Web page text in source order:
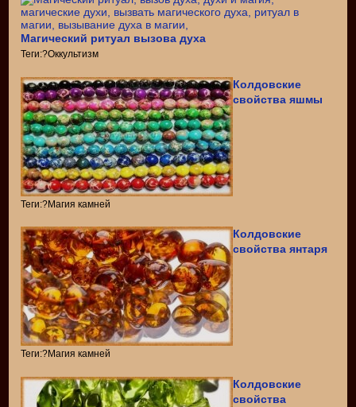
Магический ритуал вызова духа
Теги:?Оккультизм
Колдовские
свойства яшмы
Теги:?Магия камней
Колдовские
свойства янтаря
Теги:?Магия камней
Колдовские
свойства